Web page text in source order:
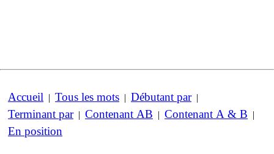
Accueil | Tous les mots | Débutant par|
Terminant par| Contenant AB | Contenant A & B |
En position